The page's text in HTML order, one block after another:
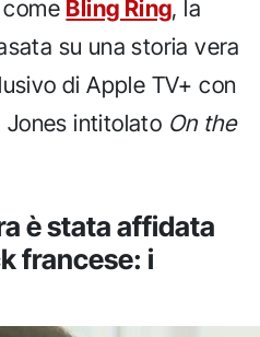
Bling Ring, la
su una storia vera
di Apple TV+ con
Jones intitolato On the
è stata affidata
francese: i